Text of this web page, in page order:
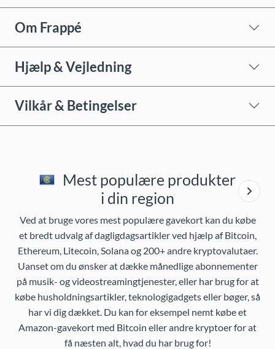
Om Frappé
Hjælp & Vejledning
Vilkår & Betingelser
Mest populære produkter
i din region
Ved at bruge vores mest populære gavekort kan du købe
et bredt udvalg af dagligdagsartikler ved hjælp af Bitcoin,
Ethereum, Litecoin, Solana og 200+ andre kryptovalutaer.
Uanset om du ønsker at dække månedlige abonnementer
på musik- og videostreamingtjenester, eller har brug for at
købe husholdningsartikler, teknologigadgets eller bøger, så
har vi dig dækket. Du kan for eksempel nemt købe et
Amazon-gavekort med Bitcoin eller andre kryptoer for at
få næsten alt, hvad du har brug for!